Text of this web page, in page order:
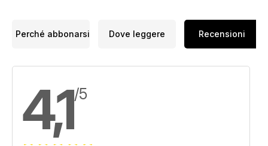
Perché abbonarsi Dove leggere Recensioni
4,1/5